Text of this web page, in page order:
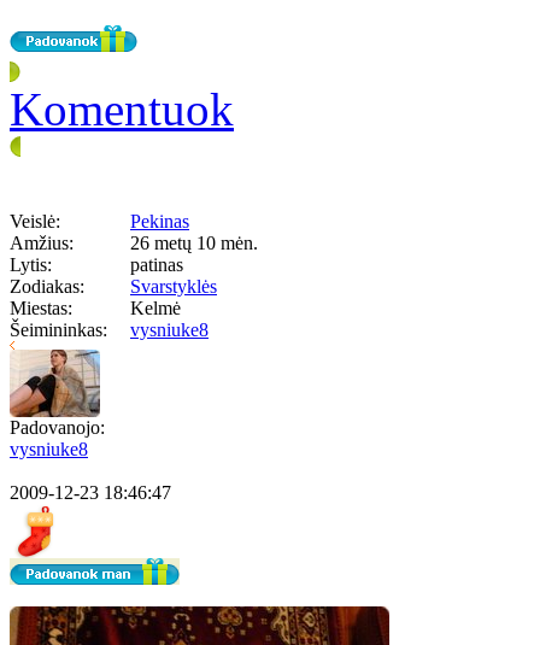
Komentuok
Veislė:
Pekinas
Amžius:
26 metų 10 mėn.
Lytis:
patinas
Zodiakas:
Svarstyklės
Miestas:
Kelmė
Šeimininkas:
vysniuke8
Padovanojo:
vysniuke8
2009-12-23 18:46:47